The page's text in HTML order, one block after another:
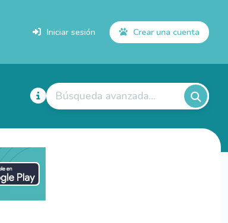
Iniciar sesión Crear una cuenta
Búsqueda avanzada...